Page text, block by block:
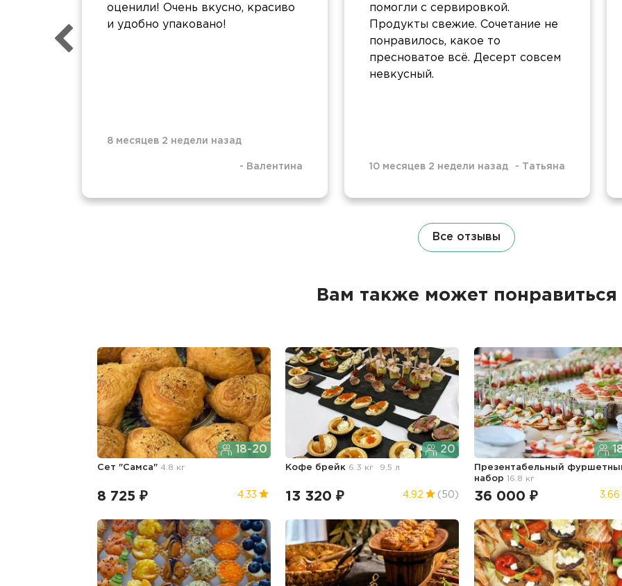
оценили! Очень вкусно, красиво
и удобно упаковано!
8 месяцев 2 недели назад
- Валентина
помогли с сервировкой.
Продукты свежие. Сочетание не
понравилось, какое то
пресноватое всё. Десерт совсем
невкусный.
10 месяцев 2 недели назад - Татьяна
Все отзывы
Вам также может понравиться
18-20
Сет "Самса" 4.8 кг
8 725 ₽ 4.33
20
Кофе брейк 6.3 кг 9.5 л
13 320 ₽ 4.92 (50)
Презентабельный
набор 16.8 кг
36 000 ₽ 3.66